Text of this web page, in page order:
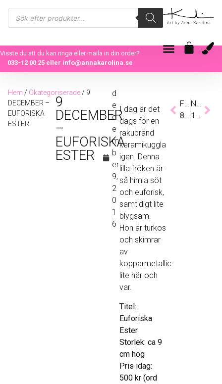
Visste du att du kan ringa eller maila in din order?
033-12 00 25eller info@annakarolina.se
Hem / Okategoriserade/ 9
DECEMBER –
EUFORISKA
ESTER
9
DECEMBER
–
EUFORISKA
ESTER
d
e
c
e
m
b
er
9,
2
0
1
6
I dag är det
dags för en
rakubränd
keramikuggla
igen. Denna
lilla fröken är
så himla söt
och euforisk,
samtidigt lite
blygsam.
Hon är turkos
och skimrar
av
kopparmetallic
lite här och
var.
Titel:
Euforiska
Ester
Storlek: ca 9
cm hög
Pris idag:
500 kr (ord
Föregående
8 DECEMBER – TAKE A DEEP BREATH
Nästa
10 DECEMBER – HAPPY BUBBLES